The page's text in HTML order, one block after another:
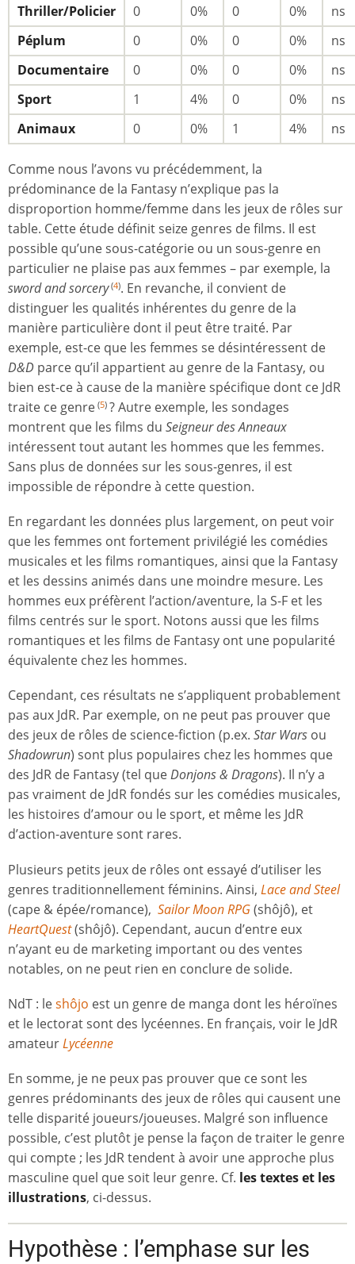
Thriller/Policier
0 0% 0 0%
ns
Péplum
0 0% 0 0%
ns
Documentaire
0 0% 0 0%
ns
Sport
1 4% 0 0%
ns
Animaux
0 0% 1 4% ns
Comme nous l’avons vu précédemment, la
prédominance de la Fantasy n’explique pas la
disproportion homme/femme dans les jeux de rôles sur
table. Cette étude définit seize genres de films. Il est
possible qu’une sous-catégorie ou un sous-genre en
particulier ne plaise pas aux femmes – par exemple, la
sword and sorcery(4). En revanche, il convient de
distinguer les qualités inhérentes du genre de la
manière particulière dont il peut être traité. Par
exemple, est-ce que les femmes se désintéressent de
D&D parce qu’il appartient au genre de la Fantasy, ou
bien est-ce à cause de la manière spécifique dont ce JdR
traite ce genre (5) ? Autre exemple, les sondages
montrent que les films du Seigneur des Anneaux
intéressent tout autant les hommes que les femmes.
Sans plus de données sur les sous-genres, il est
impossible de répondre à cette question.
En regardant les données plus largement, on peut voir
que les femmes ont fortement privilégié les comédies
musicales et les films romantiques, ainsi que la Fantasy
et les dessins animés dans une moindre mesure. Les
hommes eux préfèrent l’action/aventure, la S-F et les
films centrés sur le sport. Notons aussi que les films
romantiques et les films de Fantasy ont une popularité
équivalente chez les hommes.
Cependant, ces résultats ne s’appliquent probablement
pas aux JdR. Par exemple, on ne peut pas prouver que
des jeux de rôles de science-fiction (p.ex. Star Wars ou
Shadowrun) sont plus populaires chez les hommes que
des JdR de Fantasy (tel queDonjons & Dragons). Il n’y a
pas vraiment de JdR fondés sur les comédies musicales,
les histoires d’amour ou le sport, et même les JdR
d’action-aventure sont rares.
Plusieurs petits jeux de rôles ont essayé d’utiliser les
genres traditionnellement féminins. Ainsi, Lace and Steel
(cape & épée/romance), Sailor Moon RPG(shôjô), et
HeartQuest(shôjô). Cependant, aucun d’entre eux
n’ayant eu de marketing important ou des ventes
notables, on ne peut rien en conclure de solide.
NdT : leshôjo est un genre de manga dont les héroïnes
et le lectorat sont des lycéennes. En français, voir le JdR
amateurLycéenne
En somme, je ne peux pas prouver que ce sont les
genres prédominants des jeux de rôles qui causent une
telle disparité joueurs/joueuses. Malgré son influence
possible, c’est plutôt je pense la façon de traiter le genre
qui compte ; les JdR tendent à avoir une approche plus
masculine quel que soit leur genre. Cf. les textes et les
illustrations, ci-dessus.
Hypothèse : l’emphase sur les